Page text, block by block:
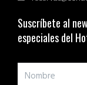
Suscríbete al
especiales del